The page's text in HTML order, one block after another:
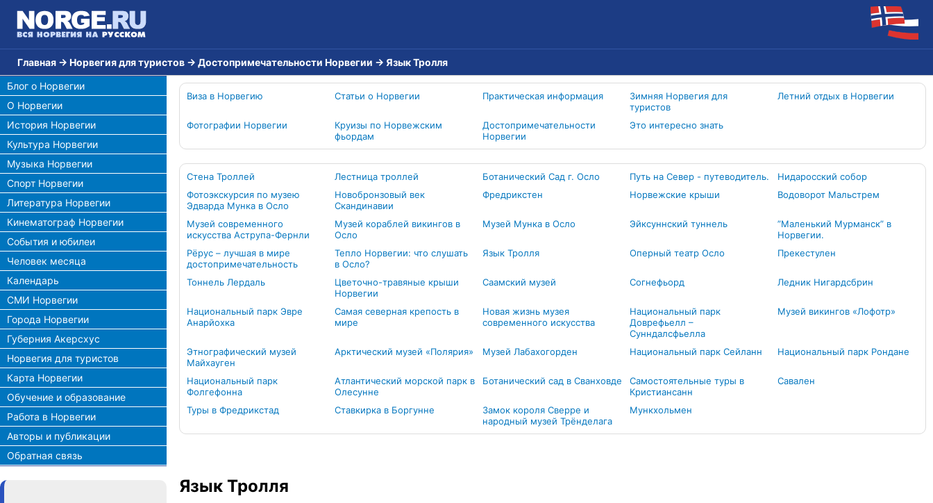
Главная → Норвегия для туристов → Достопримечательности Норвегии → Язык Тролля
Блог о Норвегии
О Норвегии
История Норвегии
Культура Норвегии
Музыка Норвегии
Спорт Норвегии
Литература Норвегии
Кинематограф Норвегии
События и юбилеи
Человек месяца
Календарь
СМИ Норвегии
Города Норвегии
Губерния Акерсхус
Норвегия для туристов
Карта Норвегии
Обучение и образование
Работа в Норвегии
Авторы и публикации
Обратная связь
Виза в Норвегию Статьи о Норвегии Практическая информация
Зимняя Норвегия для
туристов
Летний отдых в Норвегии
Фотографии Норвегии
Круизы по Норвежским
фьордам
Достопримечательности
Норвегии
Это интересно знать
Стена Троллей Лестница троллей Ботанический Сад г. Осло Путь на Север - путеводитель.
Нидаросский собор
Фотоэкскурсия по музею
Эдварда Мунка в Осло
Новобронзовый век
Скандинавии
Фредрикстен Норвежские крыши Водоворот Мальстрем
Музей современного
искусства Аструпа-Фернли
Музей кораблей викингов в
Осло
Музей Мунка в Осло Эйксуннский туннель
”Маленький Мурманск” в
Норвегии.
Рёрус – лучшая в мире
достопримечательность
Тепло Норвегии: что слушать
в Осло?
Язык Тролля Оперный театр Осло Прекестулен
Тоннель Лердаль
Цветочно-травяные крыши
Норвегии
Саамский музей Согнефьорд Ледник Нигардсбрин
Национальный парк Эвре
Анарйохка
Самая северная крепость в
мире
Новая жизнь музея
современного искусства
Национальный парк
Доврефьелл –
Сунндалсфьелла
Музей викингов «Лофотр»
Этнографический музей
Майхауген
Арктический музей «Полярия» Музей Лабахогорден Национальный парк Сейланн Национальный парк Рондане
Национальный парк
Фолгефонна
Атлантический морской парк в
Олесунне
Ботанический сад в Сванховде
Самостоятельные туры в
Кристиансанн
Савален
Туры в Фредрикстад Ставкирка в Боргунне
Замок короля Сверре и
народный музей Трёнделага
Мункхольмен
Язык Тролля